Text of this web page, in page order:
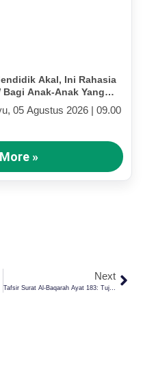
Akal, Ini Rahasia
Anak-Anak Yang
05 Agustus 2026 | 09.00
»
Next
Tafsir Surat Al-Baqarah Ayat 183: Tujuan Sebenarnya Puasa Ramadhan